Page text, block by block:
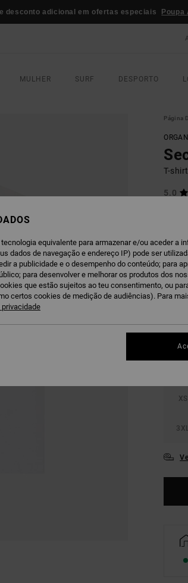
desconto adicional em ofertas especiais Poupa
MULHER SURF DESPORTO
Página
T-
5.0
€
XS
equivalente para armazenar e/ou aceder a
dados de navegação e endereço IP) pode ser
a publicidade e o desempenho do conteúdo; para
para desenvolver e melhorar os produtos dos
que estão sujeitos ao teu consentimento, ou
certos cookies de medição de audiências). Para